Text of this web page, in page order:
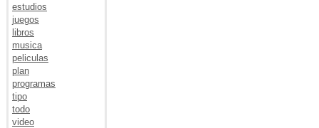
estudios
juegos
libros
musica
peliculas
plan
programas
tipo
todo
video